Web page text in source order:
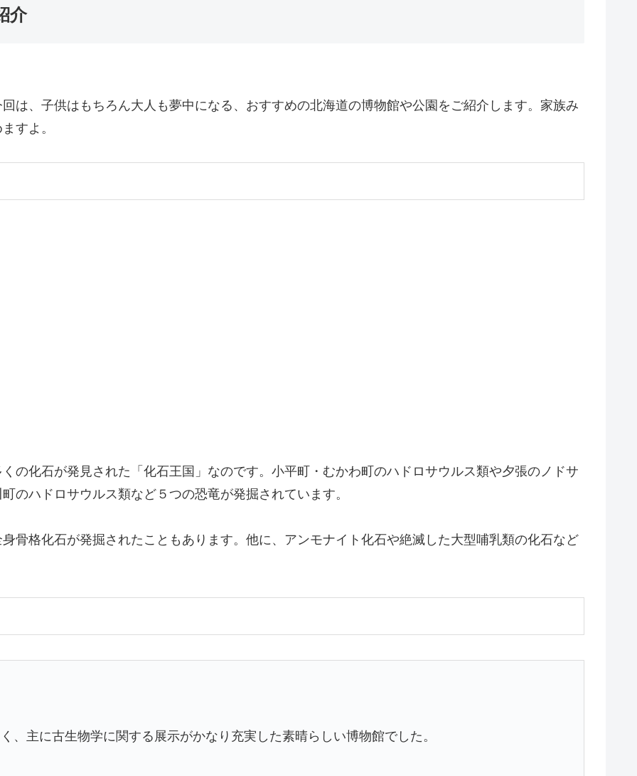
介
は、子供はもちろん大人も夢中になる、おすすめの北海道の博物館や公園をご紹介します。家族み
すよ。
の化石が発見された「化石王国」なのです。小平町・むかわ町のハドロサウルス類や夕張のノドサ
のハドロサウルス類など５つの恐竜が発掘されています。
骨格化石が発掘されたこともあります。他に、アンモナイト化石や絶滅した大型哺乳類の化石など
、主に古生物学に関する展示がかなり充実した素晴らしい博物館でした。